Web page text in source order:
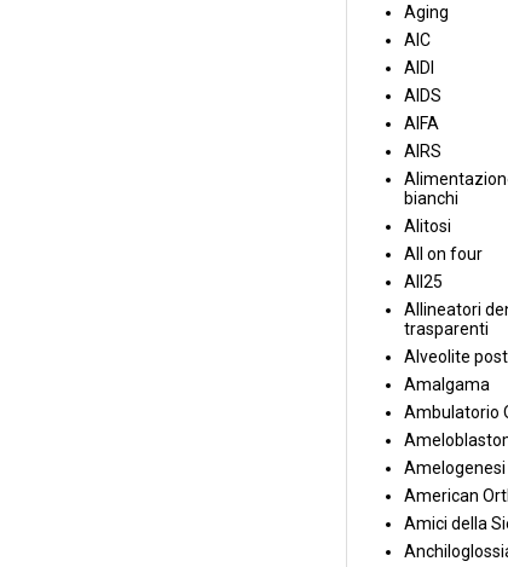
Aging
AIC
AIDI
AIDS
AIFA
AIRS
bianchi
Alitosi
All on four
All25
Allineatori
trasparenti
Alveolite
Amalgama
Ambulatorio
American
Amici della